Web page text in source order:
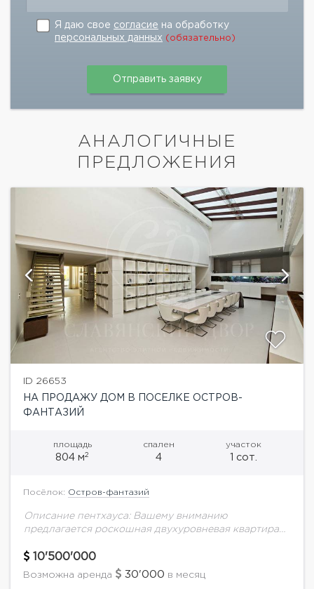
Я даю свое согласие на обработку
персональных данных (обязательно)
АНАЛОГИЧНЫЕ
ПРЕДЛОЖЕНИЯ
ID 26653
НА ПРОДАЖУ ДОМ В ПОСЕЛКЕ ОСТРОВ-
ФАНТАЗИЙ
площадь
804 м2
спален
4
участок
1 сот.
Посёлок: Остров-фантазий
Описание пентхауса: Вашему вниманию
предлагается роскошная двухуровневая квартира
ремонтом в современном стиле от дизайнера с
мировым именем. Потолки в самой высокой точке...
10'500'000
Возможна аренда 30'000 в месяц